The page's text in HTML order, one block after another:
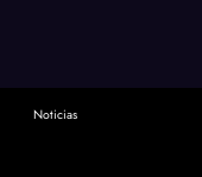
Noticias